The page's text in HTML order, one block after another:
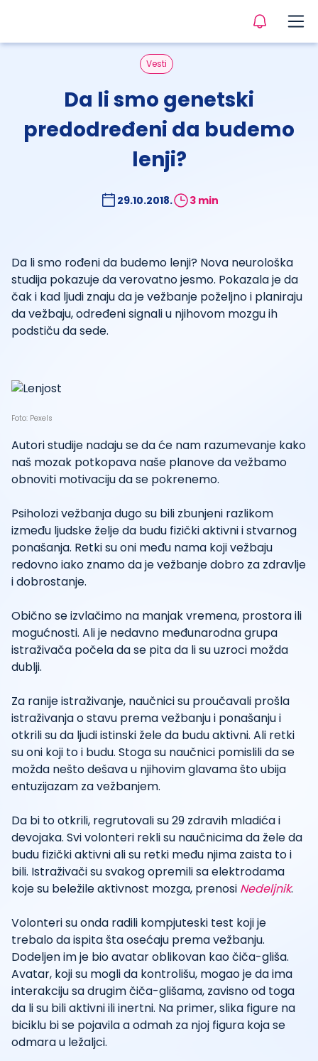
Vesti
Da li smo genetski
predodređeni da budemo
lenji?
29.10.2018. 3 min
Da li smo rođeni da budemo lenji? Nova neurološka
studija pokazuje da verovatno jesmo. Pokazala je da
čak i kad ljudi znaju da je vežbanje poželjno i planiraju
da vežbaju, određeni signali u njihovom mozgu ih
podstiču da sede.
Foto: Pexels
Autori studije nadaju se da će nam razumevanje kako
naš mozak potkopava naše planove da vežbamo
obnoviti motivaciju da se pokrenemo.
Psiholozi vežbanja dugo su bili zbunjeni razlikom
između ljudske želje da budu fizički aktivni i stvarnog
ponašanja. Retki su oni među nama koji vežbaju
redovno iako znamo da je vežbanje dobro za zdravlje
i dobrostanje.
Obično se izvlačimo na manjak vremena, prostora ili
mogućnosti. Ali je nedavno međunarodna grupa
istraživača počela da se pita da li su uzroci možda
dublji.
Za ranije istraživanje, naučnici su proučavali prošla
istraživanja o stavu prema vežbanju i ponašanju i
otkrili su da ljudi istinski žele da budu aktivni. Ali retki
su oni koji to i budu. Stoga su naučnici pomislili da se
možda nešto dešava u njihovim glavama što ubija
entuzijazam za vežbanjem.
Da bi to otkrili, regrutovali su 29 zdravih mladića i
devojaka. Svi volonteri rekli su naučnicima da žele da
budu fizički aktivni ali su retki među njima zaista to i
bili. Istraživači su svakog opremili sa elektrodama
koje su beležile aktivnost mozga, prenosi Nedeljnik.
Volonteri su onda radili kompjuteski test koji je
trebalo da ispita šta osećaju prema vežbanju.
Dodeljen im je bio avatar oblikovan kao čiča-gliša.
Avatar, koji su mogli da kontrolišu, mogao je da ima
interakciju sa drugim čiča-glišama, zavisno od toga
da li su bili aktivni ili inertni. Na primer, slika figure na
biciklu bi se pojavila a odmah za njoj figura koja se
odmara u ležaljci.